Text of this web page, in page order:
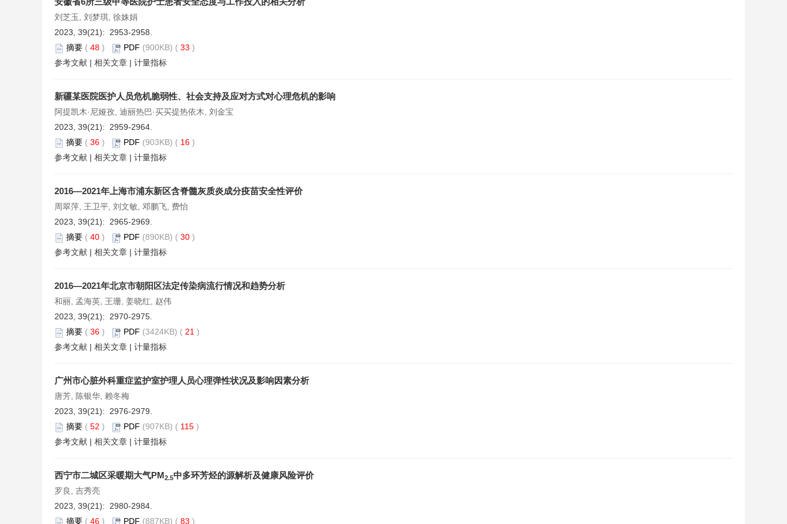
刘芝玉, 刘梦琪, 徐姝娟
2023, 39(21): 2953-2958.
摘要 ( 48 ) PDF (900KB) ( 33 )
参考文献 | 相关文章 | 计量指标
新疆某医院医护人员危机脆弱性、社会支持及应对方式对心理危机的影响
阿提凯木·尼娅孜, 迪丽热巴·买买提热依木, 刘金宝
2023, 39(21): 2959-2964.
摘要 ( 36 ) PDF (903KB) ( 16 )
参考文献 | 相关文章 | 计量指标
2016—2021年上海市浦东新区含脊髓灰质炎成分疫苗安全性评价
周翠萍, 王卫平, 刘文敏, 邓鹏飞, 费怡
2023, 39(21): 2965-2969.
摘要 ( 40 ) PDF (890KB) ( 30 )
参考文献 | 相关文章 | 计量指标
2016—2021年北京市朝阳区法定传染病流行情况和趋势分析
和丽, 孟海英, 王珊, 姜晓红, 赵伟
2023, 39(21): 2970-2975.
摘要 ( 36 ) PDF (3424KB) ( 21 )
参考文献 | 相关文章 | 计量指标
广州市心脏外科重症监护室护理人员心理弹性状况及影响因素分析
唐芳, 陈银华, 赖冬梅
2023, 39(21): 2976-2979.
摘要 ( 52 ) PDF (907KB) ( 115 )
参考文献 | 相关文章 | 计量指标
西宁市二城区采暖期大气PM2.5中多环芳烃的源解析及健康风险评价
罗良, 吉秀亮
2023, 39(21): 2980-2984.
摘要 ( 46 ) PDF (887KB) ( 83 )